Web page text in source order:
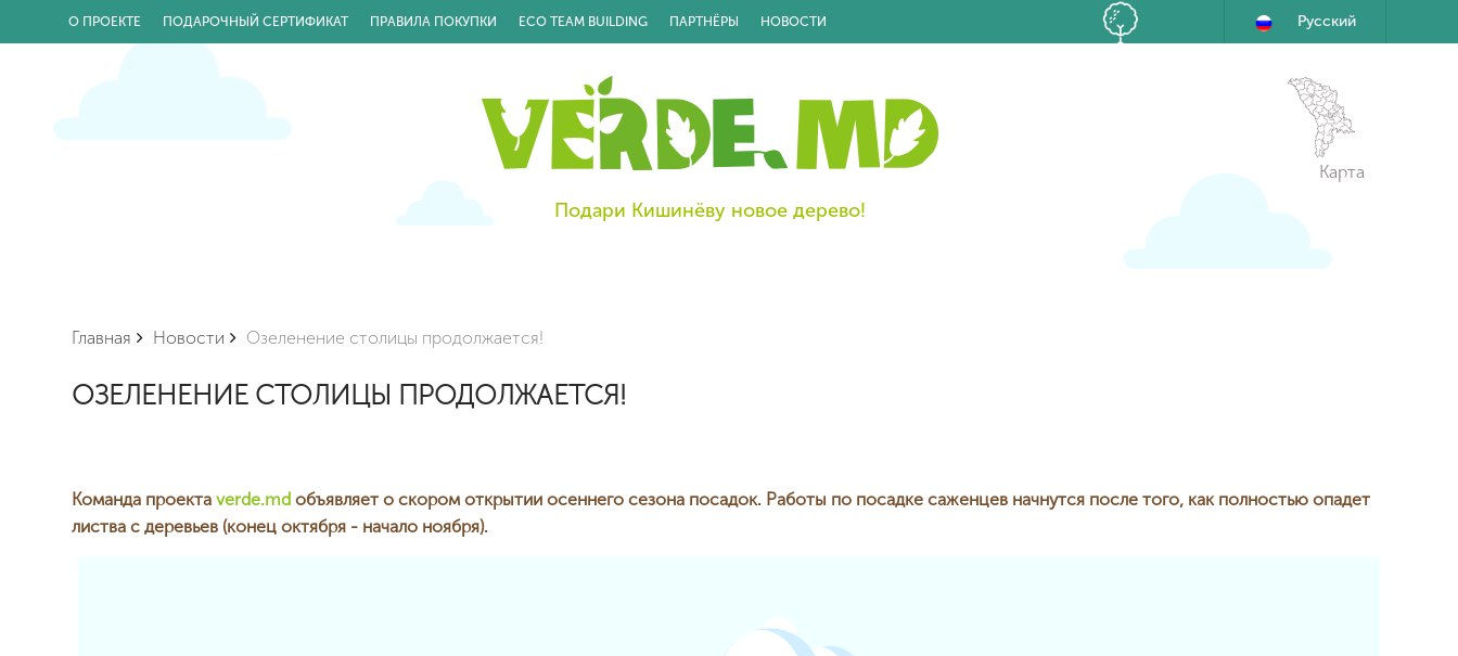
О ПРОЕКТЕ ПОДАРОЧНЫЙ СЕРТИФИКАТ ПРАВИЛА ПОКУПКИ ECO TEAM BUILDING ПАРТНЁРЫ НОВОСТИ Русский
Подари Кишинёву новое дерево!
Карта
Главная Новости Озеленение столицы продолжается!
ОЗЕЛЕНЕНИЕ СТОЛИЦЫ ПРОДОЛЖАЕТСЯ!
Команда проекта verde.md объявляет о скором открытии осеннего сезона посадок. Работы по посадке саженцев начнутся после того, как полностью опадет
листва с деревьев (конец октября - начало ноября).